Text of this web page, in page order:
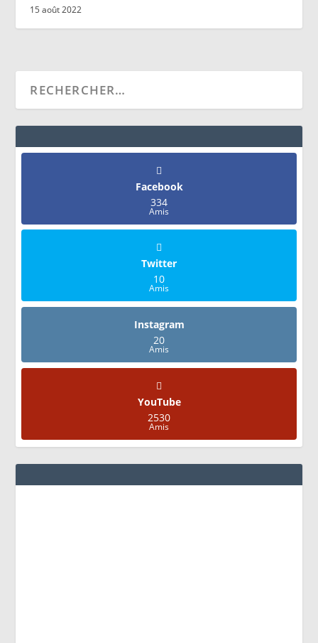
15 août 2022
Facebook
334
Amis
Twitter
10
Amis
Instagram
20
Amis
YouTube
2530
Amis